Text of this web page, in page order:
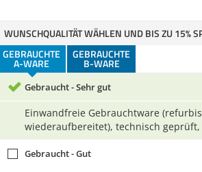
WUNSCHQUALITÄT WÄHLEN UND BIS ZU 15%
GEBRAUCHTE
A-WARE
GEBRAUCHTE
B-WARE
Gebraucht - Sehr gut
Einwandfreie Gebrauchtware
wiederaufbereitet), technisch
Gebraucht - Gut